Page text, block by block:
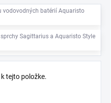
vodovodných batérií Aquaristo
Sagittarius a Aquaristo Style
tejto položke.